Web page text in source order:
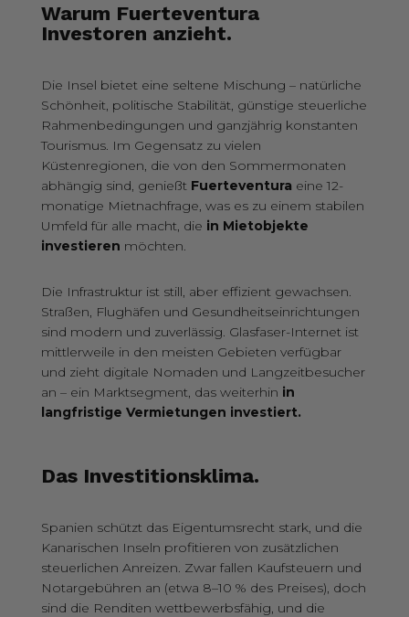
Warum Fuerteventura
Investoren anzieht.
Die Insel bietet eine seltene Mischung – natürliche
Schönheit, politische Stabilität, günstige steuerliche
Rahmenbedingungen und ganzjährig konstanten
Tourismus. Im Gegensatz zu vielen
Küstenregionen, die von den Sommermonaten
abhängig sind, genießt Fuerteventura eine 12-
monatige Mietnachfrage , was es zu einem stabilen
Umfeld für alle macht, die in Mietobjekte
investieren möchten.
Die Infrastruktur ist still, aber effizient gewachsen.
Straßen, Flughäfen und Gesundheitseinrichtungen
sind modern und zuverlässig. Glasfaser-Internet ist
mittlerweile in den meisten Gebieten verfügbar
und zieht digitale Nomaden und Langzeitbesucher
an – ein Marktsegment, das weiterhin in
langfristige Vermietungen investiert.
Das Investitionsklima.
Spanien schützt das Eigentumsrecht stark, und die
Kanarischen Inseln profitieren von zusätzlichen
steuerlichen Anreizen. Zwar fallen Kaufsteuern und
Notargebühren an (etwa 8–10 % des Preises), doch
sind die Renditen wettbewerbsfähig, und die